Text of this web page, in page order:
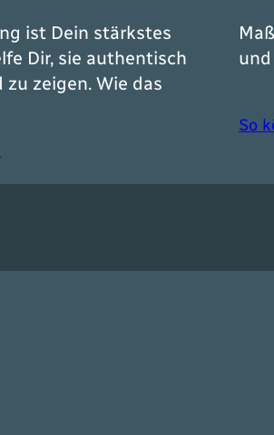
ist Dein stärkstes
Dir, sie authentisch
zeigen. Wie das
So